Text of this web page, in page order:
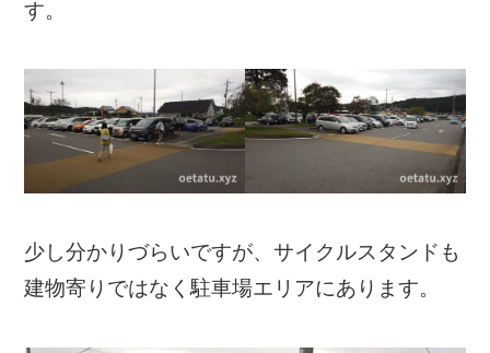
す。
少し分かりづらいですが、サイクルスタンドも
建物寄りではなく駐車場エリアにあります。